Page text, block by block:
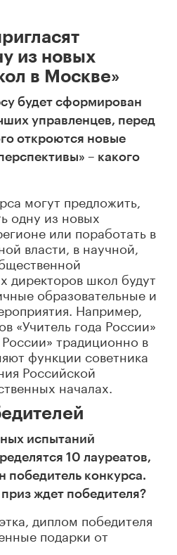
из новых
в Москве»
будет сформирован
управленцев, перед
откроются новые
– какого
могут предложить,
одну из новых
или поработать в
власти, в научной,
директоров школ будут
образовательные и
Например,
«Учитель года России»
традиционно в
функции советника
Российской
началах.
испытаний
10 лауреатов,
победитель конкурса.
ждет победителя?
диплом победителя
подарки от